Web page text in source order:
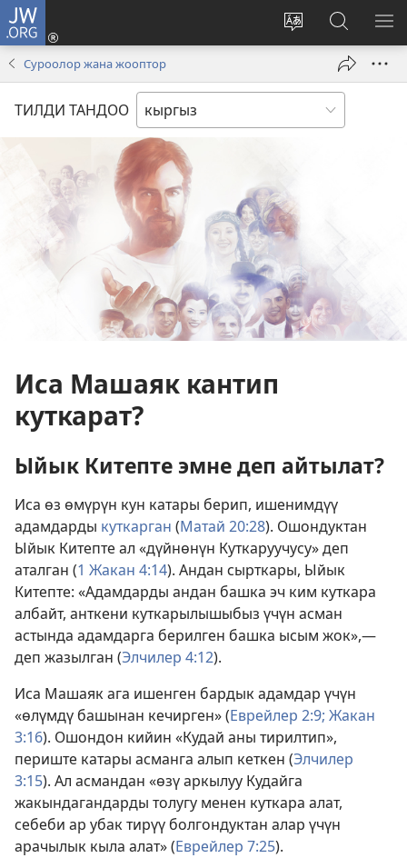
JW.ORG
Башка
тандоо
Кирүү
(жаңы
JW.ORG
сайтынан
издөө
Суроолор жана жооптор
ТИЛДИ ТАНДОО
Иса Машаяк кантип
куткарат?
Ыйык Китепте эмне деп айтылат?
Иса өз өмүрүн кун катары берип, ишенимдүү
адамдарды куткарган (Матай 20:28). Ошондуктан
Ыйык Китепте ал «дүйнөнүн Куткаруучусу» деп
аталган (1 Жакан 4:14). Андан сырткары, Ыйык
Китепте: «Адамдарды андан башка эч ким куткара
албайт, анткени куткарылышыбыз үчүн асман
астында адамдарга берилген башка ысым жок»,—
деп жазылган (Элчилер 4:12).
Иса Машаяк ага ишенген бардык адамдар үчүн
«өлүмдү башынан кечирген» (Еврейлер 2:9; Жакан
3:16). Ошондон кийин «Кудай аны тирилтип»,
периште катары асманга алып кеткен (Элчилер
3:15). Ал асмандан «өзү аркылуу Кудайга
жакындагандарды толугу менен куткара алат,
себеби ар убак тирүү болгондуктан алар үчүн
арачылык кыла алат» (Еврейлер 7:25).